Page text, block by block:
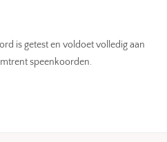
is getest en voldoet volledig aan
speenkoorden.